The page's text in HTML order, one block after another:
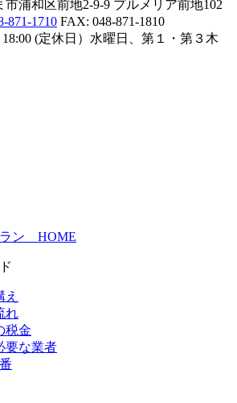
市浦和区前地2-9-9 プルメリア前地102
871-1710 FAX: 048-871-1810
18:00 (定休日）水曜日、第１・第３木
ラン HOME
れ
税金
要な業者